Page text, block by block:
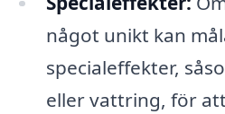
något unikt kan
specialeffekter,
eller vattring, för